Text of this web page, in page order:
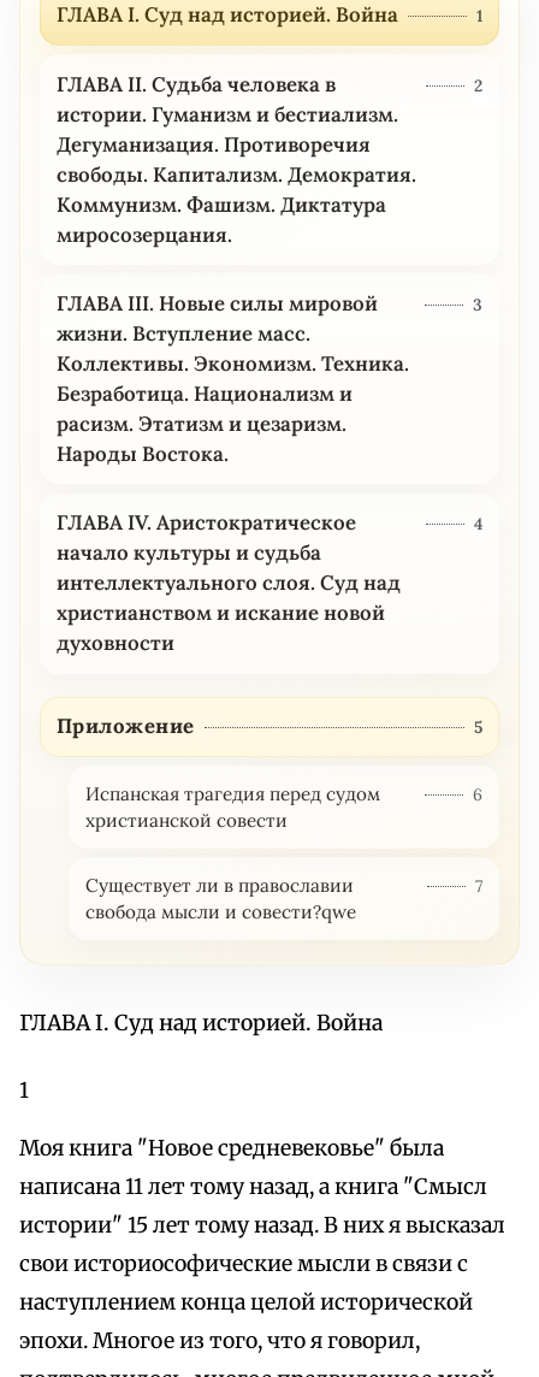
ГЛАВА I. Суд над историей. Война 1
ГЛАВА II. Судьба человека в
истории. Гуманизм и бестиализм.
Дегуманизация. Противоречия
свободы. Капитализм. Демократия.
Коммунизм. Фашизм. Диктатура
миросозерцания.
2
ГЛАВА III. Новые силы мировой
жизни. Вступление масс.
Коллективы. Экономизм. Техника.
Безработица. Национализм и
расизм. Этатизм и цезаризм.
Народы Востока.
3
ГЛАВА IV. Аристократическое
начало культуры и судьба
интеллектуального слоя. Суд над
христианством и искание новой
духовности
4
Приложение 5
Испанская трагедия перед судом
христианской совести
6
Существует ли в православии
свобода мысли и совести?qwe
7
ГЛАВА I. Суд над историей. Война
1
Моя книга "Новое средневековье" была
написана 11 лет тому назад, а книга "Смысл
истории" 15 лет тому назад. В них я высказал
свои историософические мысли в связи с
наступлением конца целой исторической
эпохи. Многое из того, что я говорил,